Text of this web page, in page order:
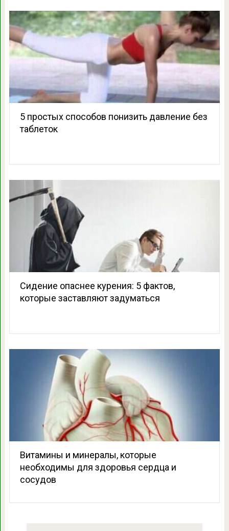
5 простых способов понизить давление без
таблеток
Сидение опаснее курения: 5 фактов,
которые заставляют задуматься
Витамины и минералы, которые
необходимы для здоровья сердца и
сосудов